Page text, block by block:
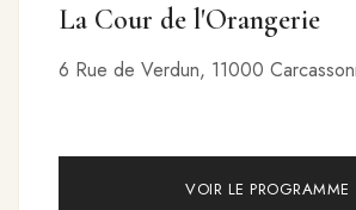
La Cour de l'Orangerie
6 Rue de Verdun, 11000
VOIR LE PROGRAMME